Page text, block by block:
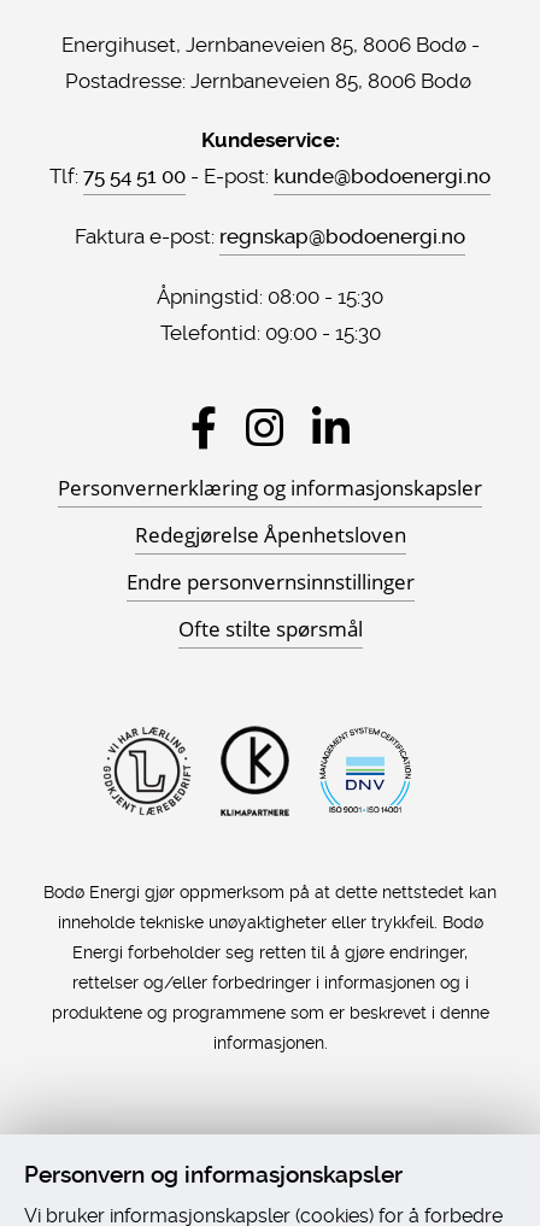
Personvern og informasjonskapsler
Vi bruker informasjonskapsler (cookies) for å forbedre
Energihuset, Jernbaneveien 85, 8006 Bodø -
Postadresse: Jernbaneveien 85, 8006 Bodø
Kundeservice:
Tlf: 75 54 51 00 - E-post: kunde@bodoenergi.no
Faktura e-post: regnskap@bodoenergi.no
Åpningstid: 08:00 - 15:30
Telefontid: 09:00 - 15:30
Personvernerklæring og informasjonskapsler
Redegjørelse Åpenhetsloven
Endre personvernsinnstillinger
Ofte stilte spørsmål
Bodø Energi gjør oppmerksom på at dette nettstedet kan
inneholde tekniske unøyaktigheter eller trykkfeil. Bodø
Energi forbeholder seg retten til å gjøre endringer,
rettelser og/eller forbedringer i informasjonen og i
produktene og programmene som er beskrevet i denne
informasjonen.
Universelt utformet nettside fra Digitalt Byrå